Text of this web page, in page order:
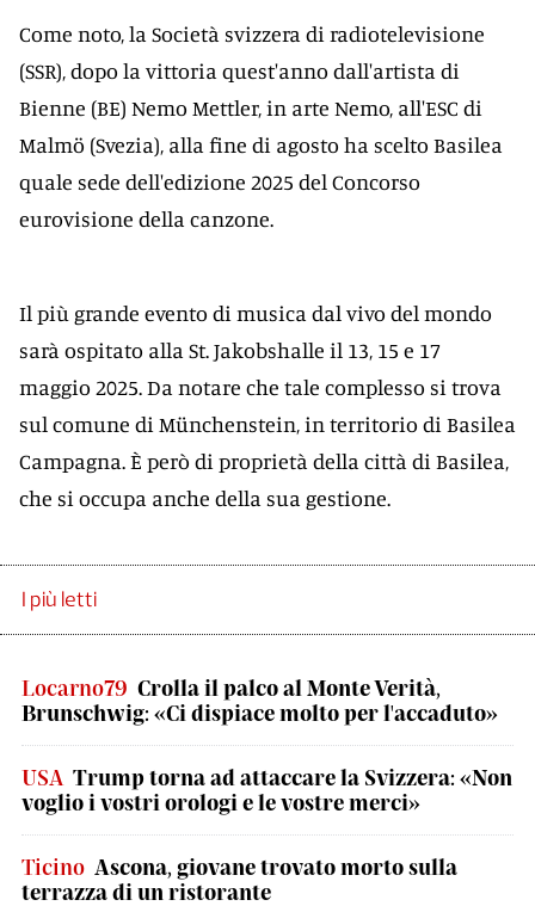
Come noto, la Società svizzera di radiotelevisione
(SSR), dopo la vittoria quest'anno dall'artista di
Bienne (BE) Nemo Mettler, in arte Nemo, all'ESC di
Malmö (Svezia), alla fine di agosto ha scelto Basilea
quale sede dell'edizione 2025 del Concorso
eurovisione della canzone.
Il più grande evento di musica dal vivo del mondo
sarà ospitato alla St. Jakobshalle il 13, 15 e 17
maggio 2025. Da notare che tale complesso si trova
sul comune di Münchenstein, in territorio di Basilea
Campagna. È però di proprietà della città di Basilea,
che si occupa anche della sua gestione.
I più letti
Locarno79 Crolla il palco al Monte Verità,
Brunschwig: «Ci dispiace molto per l'accaduto»
USA Trump torna ad attaccare la Svizzera: «Non
voglio i vostri orologi e le vostre merci»
Ticino Ascona, giovane trovato morto sulla
terrazza di un ristorante